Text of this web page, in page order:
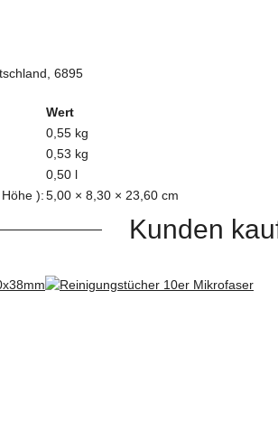
6895
Wert
0,55 kg
0,53 kg
0,50 l
):5,00 × 8,30 × 23,60 cm
Kunden